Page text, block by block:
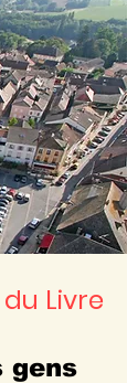
Livre
gens